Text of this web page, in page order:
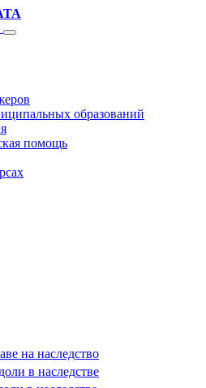
образований
помощь
на наследство
в наследстве